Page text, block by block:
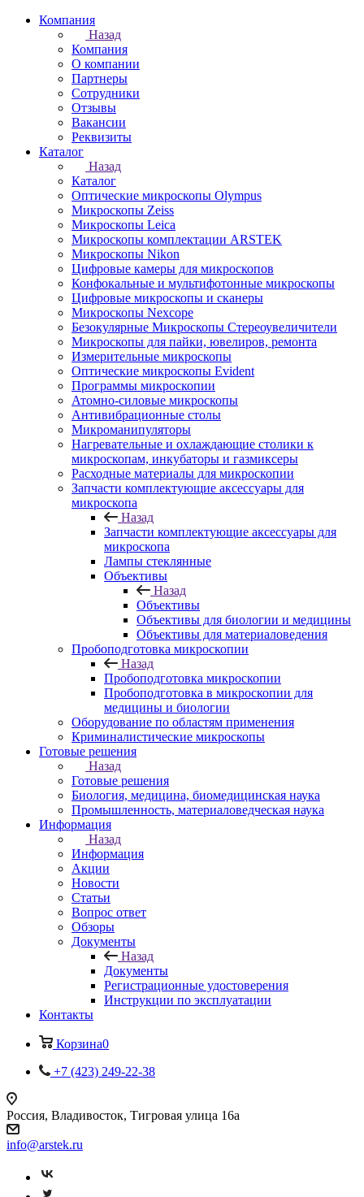
Компания
Назад
Компания
О компании
Партнеры
Сотрудники
Отзывы
Вакансии
Реквизиты
Каталог
Назад
Каталог
Оптические микроскопы Olympus
Микроскопы Zeiss
Микроскопы Leica
Микроскопы комплектации ARSTEK
Микроскопы Nikon
Цифровые камеры для микроскопов
Конфокальные и мультифотонные микроскопы
Цифровые микроскопы и сканеры
Микроскопы Nexcope
Безокулярные Микроскопы Стереоувеличители
Микроскопы для пайки, ювелиров, ремонта
Измерительные микроскопы
Оптические микроскопы Evident
Программы микроскопии
Атомно-силовые микроскопы
Антивибрационные столы
Микроманипуляторы
Нагревательные и охлаждающие столики к
микроскопам, инкубаторы и газмиксеры
Расходные материалы для микроскопии
Запчасти комплектующие аксессуары для
микроскопа
Назад
Запчасти комплектующие аксессуары для
микроскопа
Лампы стеклянные
Объективы
Назад
Объективы
Объективы для биологии и медицины
Объективы для материаловедения
Пробоподготовка микроскопии
Назад
Пробоподготовка микроскопии
Пробоподготовка в микроскопии для
медицины и биологии
Оборудование по областям применения
Криминалистические микроскопы
Готовые решения
Назад
Готовые решения
Биология, медицина, биомедицинская наука
Промышленность, материаловедческая наука
Информация
Назад
Информация
Акции
Новости
Статьи
Вопрос ответ
Обзоры
Документы
Назад
Документы
Регистрационные удостоверения
Инструкции по эксплуатации
Контакты
Корзина0
+7 (423) 249-22-38
Россия, Владивосток, Тигровая улица 16а
info@arstek.ru